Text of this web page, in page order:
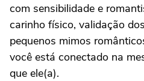
com sensibilidade e
carinho físico, validação
pequenos mimos
você está conectado na
que ele(a).